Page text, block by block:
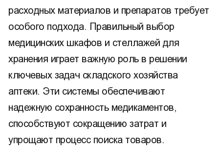
расходных материалов и препаратов требует
особого подхода. Правильный выбор
медицинских шкафов и стеллажей для
хранения играет важную роль в решении
ключевых задач складского хозяйства
аптеки. Эти системы обеспечивают
надежную сохранность медикаментов,
способствуют сокращению затрат и
упрощают процесс поиска товаров.